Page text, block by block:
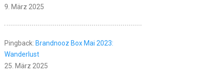
9. März 2025
Pingback: Brandnooz Box Mai 2023:
Wanderlust
25. März 2025